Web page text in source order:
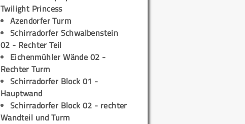
Twilight Princess
Azendorfer Turm
Schirradorfer Schwalbenstein
02 - Rechter Teil
Eichenmühler Wände 02 -
Rechter Turm
Schirradorfer Block 01 -
Hauptwand
Schirradorfer Block 02 - rechter
Wandteil und Turm